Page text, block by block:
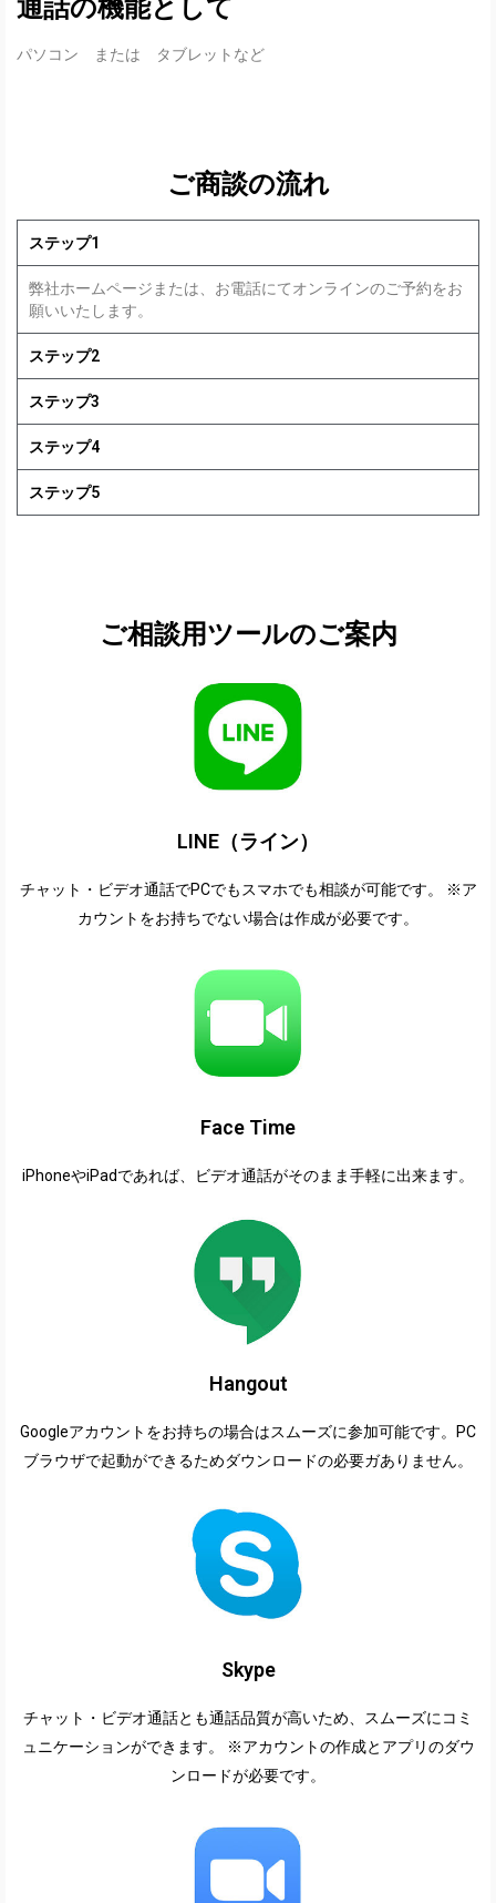
通話の機能として
パソコン または タブレットなど
ご商談の流れ
ステップ1
弊社ホームページまたは、お電話にてオンラインのご予約をお
願いいたします。
ステップ2
ステップ3
ステップ4
ステップ5
ご相談用ツールのご案内
LINE（ライン）
チャット・ビデオ通話でPCでもスマホでも相談が可能です。 ※ア
カウントをお持ちでない場合は作成が必要です。
Face Time
iPhoneやiPadであれば、ビデオ通話がそのまま手軽に出来ます。
Hangout
Googleアカウントをお持ちの場合はスムーズに参加可能です。PC
ブラウザで起動ができるためダウンロードの必要ガありません。
Skype
チャット・ビデオ通話とも通話品質が高いため、スムーズにコミ
ュニケーションができます。 ※アカウントの作成とアプリのダウ
ンロードが必要です。